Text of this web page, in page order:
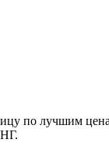
по лучшим